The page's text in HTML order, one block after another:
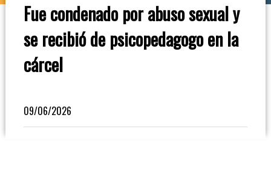
Café
Columna
Radioinforme
3
Fue condenado por abuso sexual y
se recibió de psicopedagogo en la
cárcel
09/06/2026